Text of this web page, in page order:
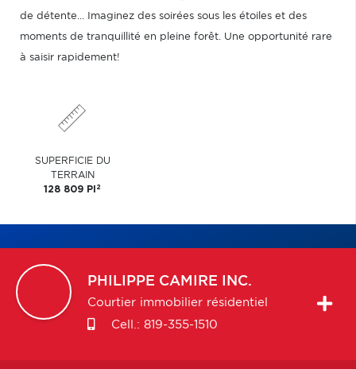
de détente... Imaginez des soirées sous les étoiles et des
moments de tranquillité en pleine forêt. Une opportunité rare
à saisir rapidement!
SUPERFICIE DU
TERRAIN
128 809 PI 2
PHILIPPE CAMIRE INC.
Courtier immobilier résidentiel
Cell.: 819-355-1510